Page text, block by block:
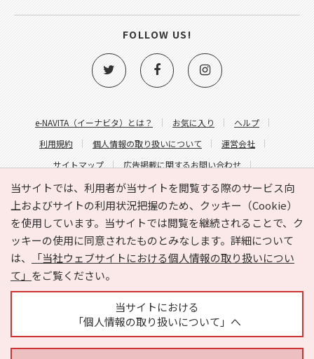
当サイトでは、利用者が当サイトを閲覧する際のサービス向
上およびサイトの利用状況把握のため、クッキー（Cookie）
を使用しています。当サイトでは閲覧を継続されることで、ク
ッキーの使用に同意されたものとみなします。詳細について
は、
「当社ウェブサイトにおける個人情報の取り扱いについ
て」 をご覧ください。
当サイトにおける
「個人情報の取り扱いについて」へ
e-NAVITA（イーナビタ）とは？ お気に入り
ヘルプ
利用規約
個人情報の取り扱いについて
運営会社
サイトマップ
広告掲載に関するお問い合わせ
サイトの内容に関するお問い合わせ
FOLLOW US!
Copyright © HYOJITO.Co.,Ltd. All Rights Reserved.